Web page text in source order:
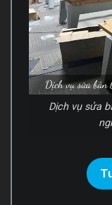
Dịch vụ sửa